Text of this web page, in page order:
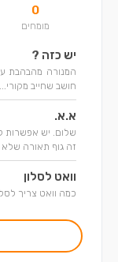
0
מומחים
יש כזה ?
המנורה מהבהבת
חושב שחייב מקורי...
א.א.
זה גוף תאורה שלא
וואט לסלון
כמה וואט צריך לסלון 30